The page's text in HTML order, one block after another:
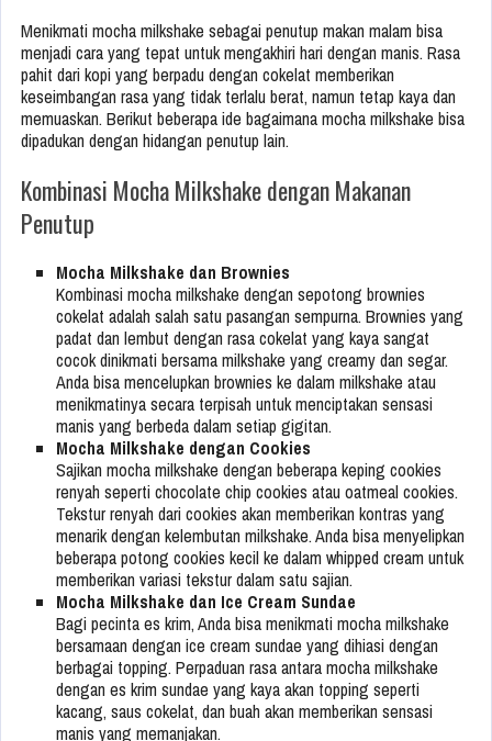
Menikmati mocha milkshake sebagai penutup makan malam bisa
menjadi cara yang tepat untuk mengakhiri hari dengan manis. Rasa
pahit dari kopi yang berpadu dengan cokelat memberikan
keseimbangan rasa yang tidak terlalu berat, namun tetap kaya dan
memuaskan. Berikut beberapa ide bagaimana mocha milkshake bisa
dipadukan dengan hidangan penutup lain.
Kombinasi Mocha Milkshake dengan Makanan
Penutup
Mocha Milkshake dan Brownies
Kombinasi mocha milkshake dengan sepotong brownies
cokelat adalah salah satu pasangan sempurna. Brownies yang
padat dan lembut dengan rasa cokelat yang kaya sangat
cocok dinikmati bersama milkshake yang creamy dan segar.
Anda bisa mencelupkan brownies ke dalam milkshake atau
menikmatinya secara terpisah untuk menciptakan sensasi
manis yang berbeda dalam setiap gigitan.
Mocha Milkshake dengan Cookies
Sajikan mocha milkshake dengan beberapa keping cookies
renyah seperti chocolate chip cookies atau oatmeal cookies.
Tekstur renyah dari cookies akan memberikan kontras yang
menarik dengan kelembutan milkshake. Anda bisa menyelipkan
beberapa potong cookies kecil ke dalam whipped cream untuk
memberikan variasi tekstur dalam satu sajian.
Mocha Milkshake dan Ice Cream Sundae
Bagi pecinta es krim, Anda bisa menikmati mocha milkshake
bersamaan dengan ice cream sundae yang dihiasi dengan
berbagai topping. Perpaduan rasa antara mocha milkshake
dengan es krim sundae yang kaya akan topping seperti
kacang, saus cokelat, dan buah akan memberikan sensasi
manis yang memanjakan.